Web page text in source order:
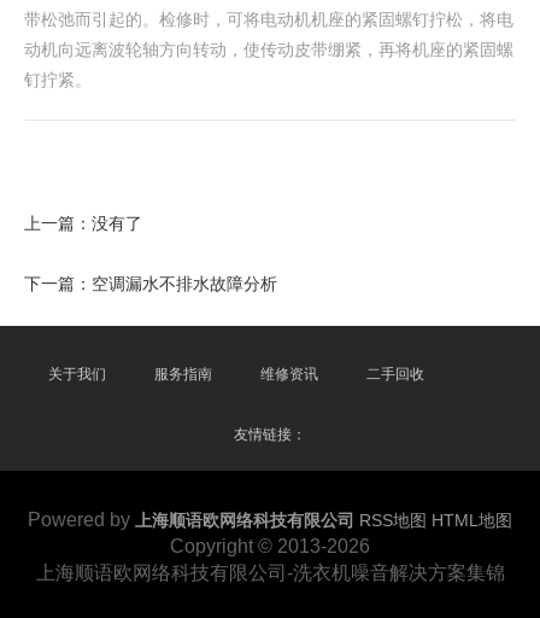
带松弛而引起的。检修时，可将电动机机座的紧固螺钉拧松，将电
动机向远离波轮轴方向转动，使传动皮带绷紧，再将机座的紧固螺
钉拧紧。
上一篇：没有了
下一篇： 空调漏水不排水故障分析
关于我们 服务指南 维修资讯 二手回收
友情链接：
Powered by 上海顺语欧网络科技有限公司 RSS地图 HTML地图
Copyright © 2013-2026
上海顺语欧网络科技有限公司-洗衣机噪音解决方案集锦